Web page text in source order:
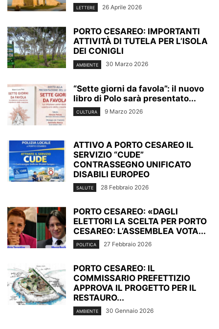
LETTERE 26 Aprile 2026
PORTO CESAREO: IMPORTANTI
ATTIVITÀ DI TUTELA PER L’ISOLA
DEI CONIGLI
AMBIENTE 30 Marzo 2026
“Sette giorni da favola”: il nuovo
libro di Polo sarà presentato...
CULTURA 9 Marzo 2026
ATTIVO A PORTO CESAREO IL
SERVIZIO “CUDE”
CONTRASSEGNO UNIFICATO
DISABILI EUROPEO
SALUTE 28 Febbraio 2026
PORTO CESAREO: «DAGLI
ELETTORI LA SCELTA PER PORTO
CESAREO: L’ASSEMBLEA VOTA...
POLITICA 27 Febbraio 2026
PORTO CESAREO: IL
COMMISSARIO PREFETTIZIO
APPROVA IL PROGETTO PER IL
RESTAURO...
AMBIENTE 30 Gennaio 2026